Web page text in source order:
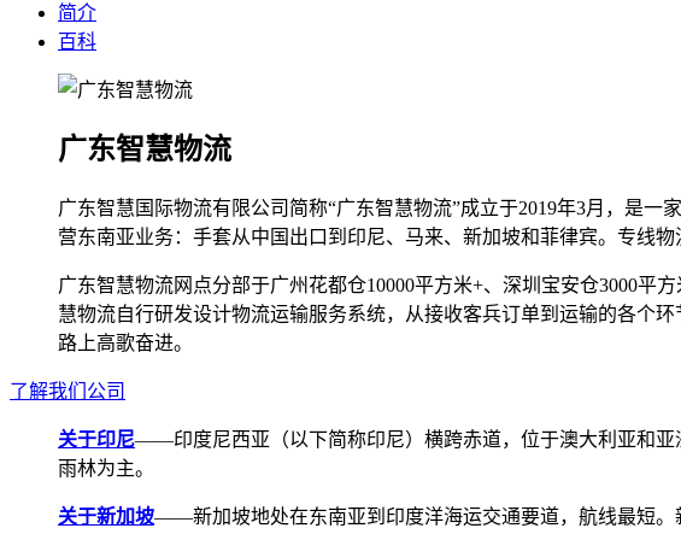
简介
百科
广东智慧物流
广东智慧国际物流有限公司简称“广东智慧物流”成立于2019年3月，是
营东南亚业务：手套从中国出口到印尼、马来、新加坡和菲律宾。专线
广东智慧物流网点分部于广州花都仓10000平方米+、深圳宝安仓3000平
慧物流自行研发设计物流运输服务系统，从接收客兵订单到运输的各个
路上高歌奋进。
了解我们公司
关于印尼——印度尼西亚（以下简称印尼）横跨赤道，位于澳大利亚和亚
雨林为主。
关于新加坡——新加坡地处在东南亚到印度洋海运交通要道，航线最短。